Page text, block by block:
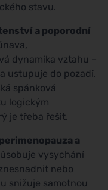
stavu.
a poporodní
dynamika vztahu –
ustupuje do pozadí.
spánková
logickým
je třeba řešit.
perimenopauza a
vysychání
nebo
snižuje samotnou